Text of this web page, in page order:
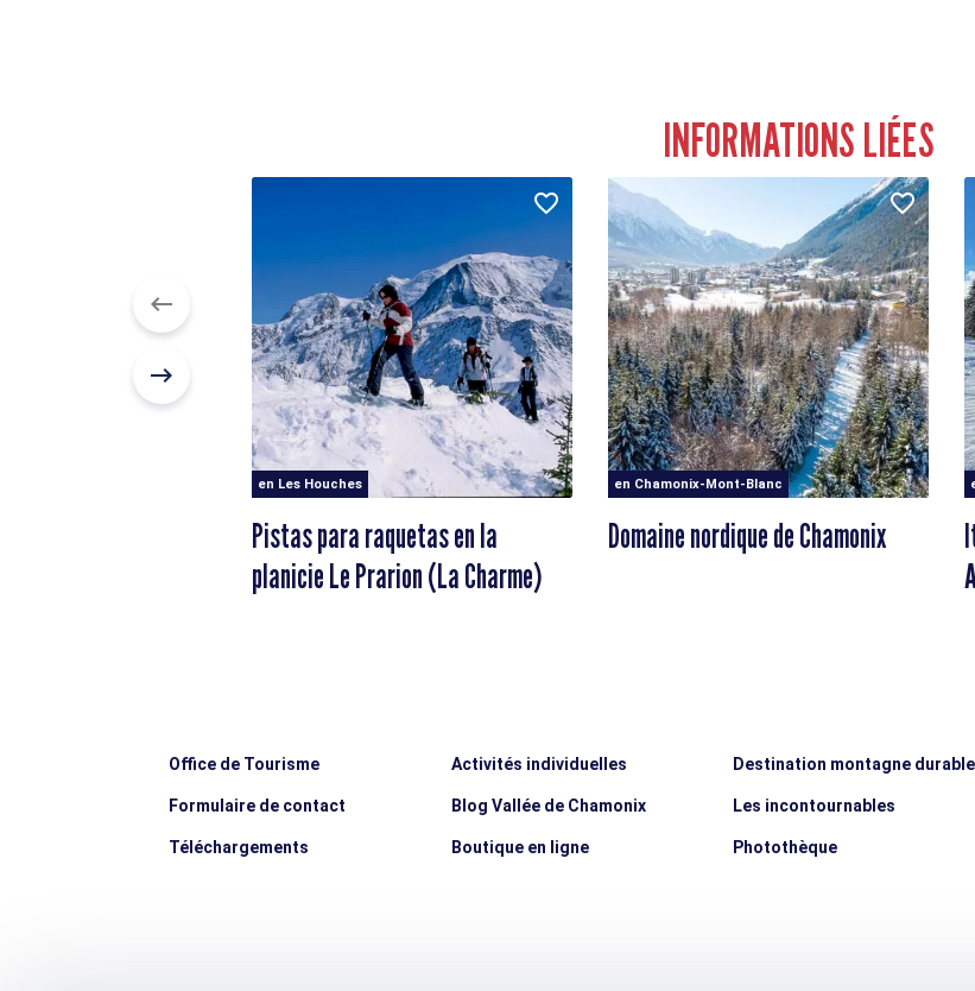
INFORMATIONS LIÉES
en Les Houches
Pistas para raquetas en la
planicie Le Prarion (La Charme)
en Chamonix-Mont-Blanc
Domaine nordique de Chamonix
Office de Tourisme
Formulaire de contact
Téléchargements
Activités individuelles
Blog Vallée de Chamonix
Boutique en ligne
Destination montagne durable
Les incontournables
Photothèque